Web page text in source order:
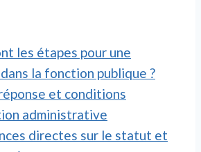
les étapes pour une
la fonction publique ?
et conditions
administrative
directes sur le statut et